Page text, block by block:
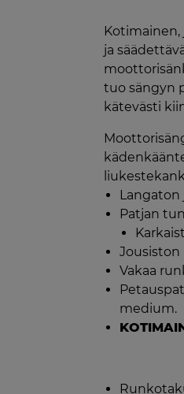
ja
tuo sängyn
kätevästi
Langaton
Patjan
Jousiston
Vakaa
medium.